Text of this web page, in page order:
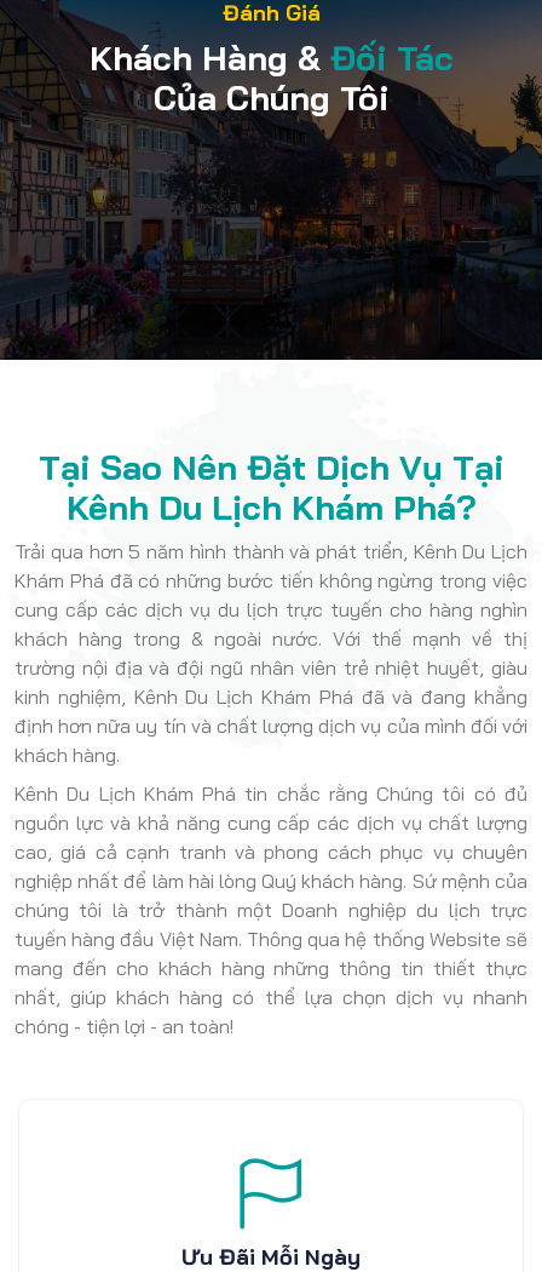
Đánh Giá
Khách Hàng & Đối Tác
Của Chúng Tôi
Tại Sao Nên Đặt Dịch Vụ Tại
Kênh Du Lịch Khám Phá?
Trải qua hơn 5 năm hình thành và phát triển, Kênh Du Lịch
Khám Phá đã có những bước tiến không ngừng trong việc
cung cấp các dịch vụ du lịch trực tuyến cho hàng nghìn
khách hàng trong & ngoài nước. Với thế mạnh về thị
trường nội địa và đội ngũ nhân viên trẻ nhiệt huyết, giàu
kinh nghiệm, Kênh Du Lịch Khám Phá đã và đang khẳng
định hơn nữa uy tín và chất lượng dịch vụ của mình đối với
khách hàng.
Kênh Du Lịch Khám Phá tin chắc rằng Chúng tôi có đủ
nguồn lực và khả năng cung cấp các dịch vụ chất lượng
cao, giá cả cạnh tranh và phong cách phục vụ chuyên
nghiệp nhất để làm hài lòng Quý khách hàng. Sứ mệnh của
chúng tôi là trở thành một Doanh nghiệp du lịch trực
tuyến hàng đầu Việt Nam. Thông qua hệ thống Website sẽ
mang đến cho khách hàng những thông tin thiết thực
nhất, giúp khách hàng có thể lựa chọn dịch vụ nhanh
chóng - tiện lợi - an toàn!
Ưu Đãi Mỗi Ngày